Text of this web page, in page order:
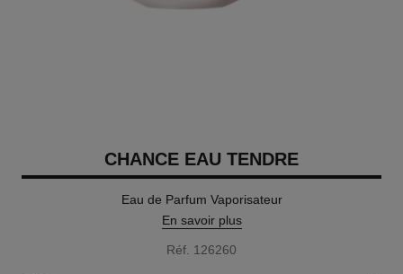
CHANCE EAU TENDRE
Eau de Parfum Vaporisateur
En savoir plus
Réf. 126260